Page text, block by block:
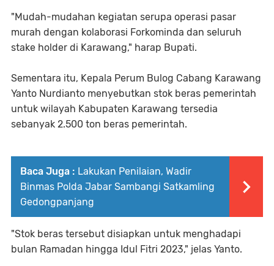
"Mudah-mudahan kegiatan serupa operasi pasar
murah dengan kolaborasi Forkominda dan seluruh
stake holder di Karawang," harap Bupati.
Sementara itu, Kepala Perum Bulog Cabang Karawang
Yanto Nurdianto menyebutkan stok beras pemerintah
untuk wilayah Kabupaten Karawang tersedia
sebanyak 2.500 ton beras pemerintah.
Baca Juga : Lakukan Penilaian, Wadir
Binmas Polda Jabar Sambangi Satkamling
Gedongpanjang
"Stok beras tersebut disiapkan untuk menghadapi
bulan Ramadan hingga Idul Fitri 2023," jelas Yanto.